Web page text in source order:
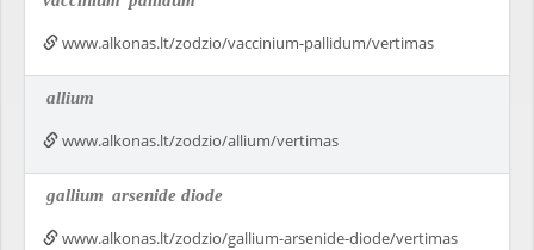
www.alkonas.lt/zodzio/vaccinium-pallidum/vertimas
allium
www.alkonas.lt/zodzio/allium/vertimas
gallium arsenide diode
www.alkonas.lt/zodzio/gallium-arsenide-diode/vertimas